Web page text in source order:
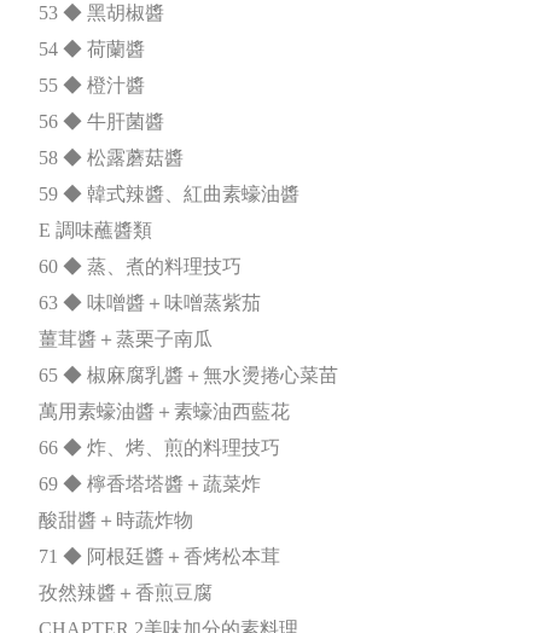
53 ◆ 黑胡椒醬
54 ◆ 荷蘭醬
55 ◆ 橙汁醬
56 ◆ 牛肝菌醬
58 ◆ 松露蘑菇醬
59 ◆ 韓式辣醬、紅曲素蠔油醬
E 調味蘸醬類
60 ◆ 蒸、煮的料理技巧
63 ◆ 味噌醬＋味噌蒸紫茄
薑茸醬＋蒸栗子南瓜
65 ◆ 椒麻腐乳醬＋無水燙捲心菜苗
萬用素蠔油醬＋素蠔油西藍花
66 ◆ 炸、烤、煎的料理技巧
69 ◆ 檸香塔塔醬＋蔬菜炸
酸甜醬＋時蔬炸物
71 ◆ 阿根廷醬＋香烤松本茸
孜然辣醬＋香煎豆腐
CHAPTER 2美味加分的素料理